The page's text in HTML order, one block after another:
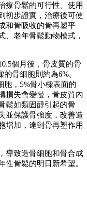
療骨鬆的可行性。使用
初步證實，治療後可使
和骨吸收的骨再塑平
、老年骨鬆動物模式，
個月後，骨皮質的骨
骨細胞則約為6%。
胞，5%骨小樑表面的
損失會變慢，骨皮質內
鬆如類固醇引起的骨
並保護骨強度，改善造
增加，達到骨再塑作用
導致造骨細胞和骨合成
性骨鬆的明日新希望。